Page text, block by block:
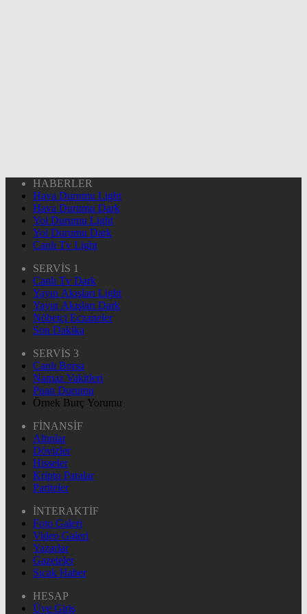
HABERLER
Hava Durumu Light
Hava Durumu Dark
Yol Durumu Light
Yol Durumu Dark
Canlı Tv Light
SERVİS 1
Canlı Tv Dark
Yayın Akışları Light
Yayın Akışları Dark
Nöbetçi Eczaneler
Son Dakika
SERVİS 3
Canlı Borsa
Namaz Vakitleri
Puan Durumu
Örnek Burç Yorumu
FİNANSİF
Altınlar
Dövizler
Hisseler
Kripto Paralar
Pariteler
İNTERAKTİF
Foto Galeri
Video Galeri
Yazarlar
Gazeteler
Sıcak Haber
HESAP
Üye Giriş